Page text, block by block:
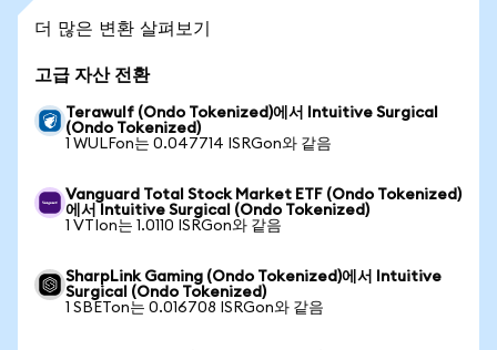
더 많은 변환 살펴보기
고급 자산 전환
Terawulf (Ondo Tokenized)에서 Intuitive Surgical
(Ondo Tokenized)
1 WULFon는 0.047714 ISRGon와 같음
Vanguard Total Stock Market ETF (Ondo Tokenized)
에서 Intuitive Surgical (Ondo Tokenized)
1 VTIon는 1.0110 ISRGon와 같음
SharpLink Gaming (Ondo Tokenized)에서 Intuitive
Surgical (Ondo Tokenized)
1 SBETon는 0.016708 ISRGon와 같음